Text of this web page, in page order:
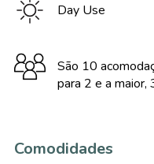
Day Use
São 10
para 2 e a maior,
Comodidades